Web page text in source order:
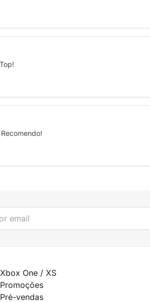
Xbox One / XS
Promoções
Pré-vendas